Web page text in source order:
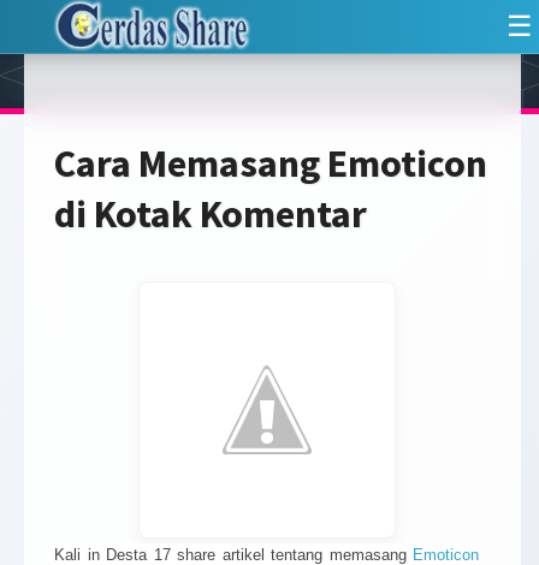
☰
Cara Memasang Emoticon
di Kotak Komentar
Kali in Desta 17 share artikel tentang memasang Emoticon